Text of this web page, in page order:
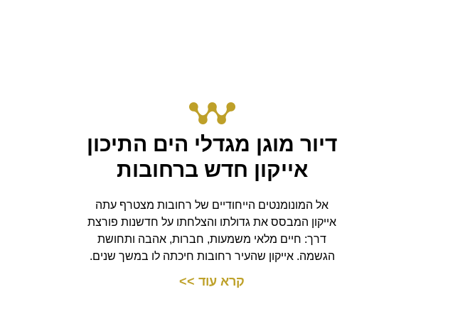
דיור מוגן מגדלי הים התיכון
אייקון חדש ברחובות
אל המונומנטים הייחודיים של רחובות מצטרף עתה
אייקון המבסס את גדולתו והצלחתו על חדשנות פורצת
דרך: חיים מלאי משמעות, חברות, אהבה ותחושת
הגשמה. אייקון שהעיר רחובות חיכתה לו במשך שנים.
קרא עוד >>